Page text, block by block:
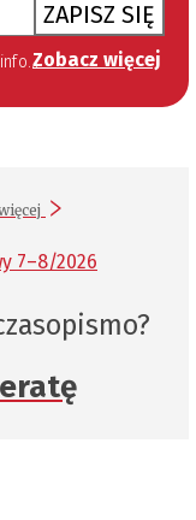
ZAPISZ SIĘ
aby otrzymywać newsletter. Zobacz więcej